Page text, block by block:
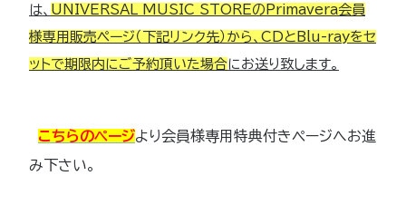
は、 UNIVERSAL MUSIC STOREのPrimavera会員
様専用販売ページ（下記リンク先）から、CDとBlu-rayをセ
ットで期限内にご予約頂いた場合にお送り致します。
こちらのページより会員様専用特典付きページへお進
み下さい。